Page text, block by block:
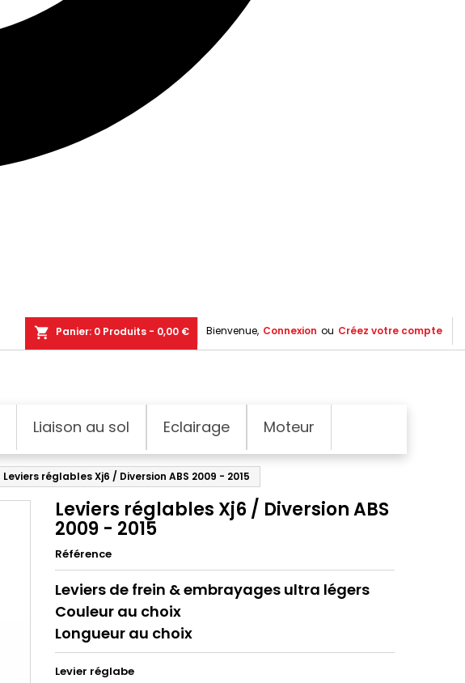
Bienvenue, Connexion ou Créez votre compte
shopping_cart Panier: 0 Produits - 0,00 €
Liaison au sol Eclairage Moteur
Leviers réglables Xj6 / Diversion ABS 2009 - 2015
Leviers réglables Xj6 / Diversion ABS
2009 - 2015
Référence
Leviers de frein & embrayages ultra légers
Couleur au choix
Longueur au choix
Levier réglabe